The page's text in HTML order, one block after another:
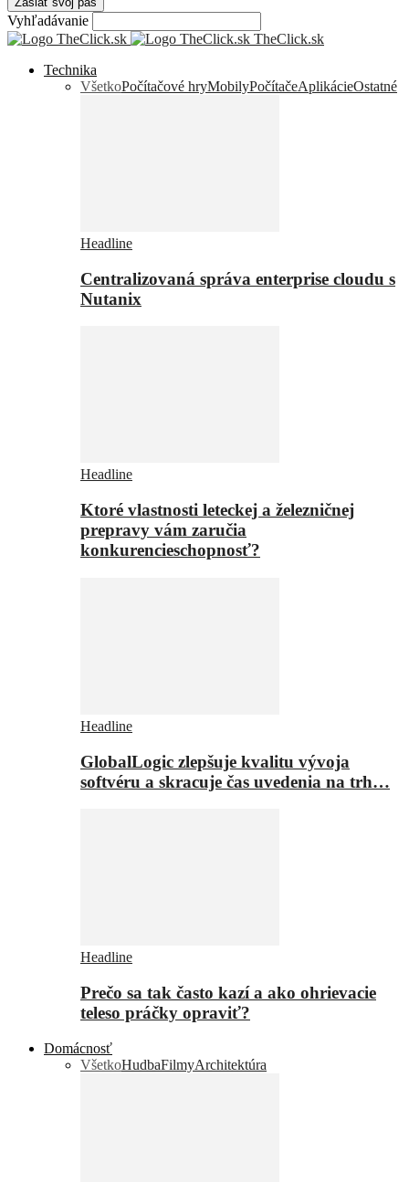
Vyhľadávanie
TheClick.sk
Technika
VšetkoPočítačové hryMobilyPočítačeAplikácieOstatné
Headline
Centralizovaná správa enterprise cloudu s
Nutanix
Headline
Ktoré vlastnosti leteckej a železničnej
prepravy vám zaručia
konkurencieschopnosť?
Headline
GlobalLogic zlepšuje kvalitu vývoja
softvéru a skracuje čas uvedenia na trh…
Headline
Prečo sa tak často kazí a ako ohrievacie
teleso práčky opraviť?
Domácnosť
VšetkoHudbaFilmyArchitektúra